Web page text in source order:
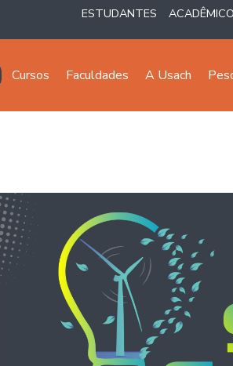
ESTUDANTES
Cursos Faculdades A Usach